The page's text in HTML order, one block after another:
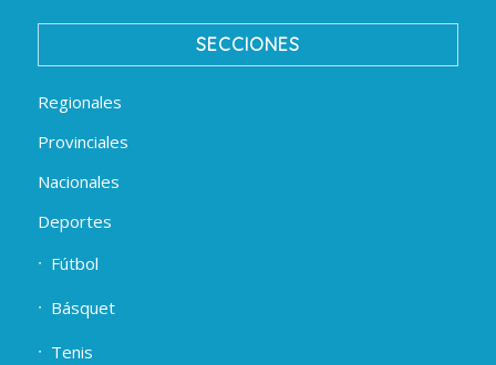
SECCIONES
Regionales
Provinciales
Nacionales
Deportes
Fútbol
Básquet
Tenis